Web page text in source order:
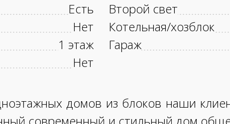
Есть
Нет
1 этаж
Нет
Второй свет
Котельная/хозблок
Гараж
домов из блоков наши